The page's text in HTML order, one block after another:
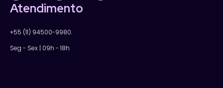
Atendimento
+55 (11) 94500-9980.
Seg - Sex | 09h - 18h